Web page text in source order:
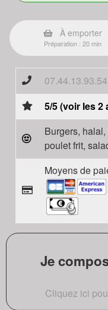
À emporter
Préparation : 20 min
07.44.13.93.54
5/5 (voir les 2
Burgers,
poulet frit,
Moyens de
Je
Cliquez ici